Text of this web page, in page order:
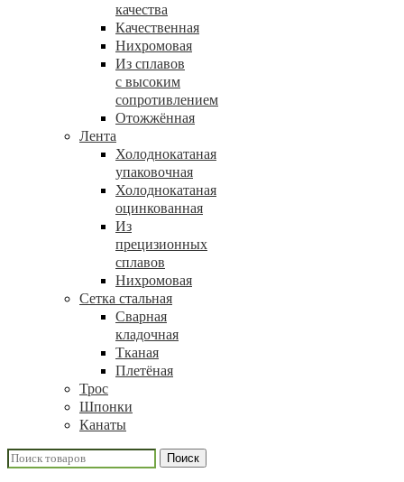
качества
Качественная
Нихромовая
Из сплавов
с высоким
сопротивлением
Отожжённая
Лента
Холоднокатаная
упаковочная
Холоднокатаная
оцинкованная
Из
прецизионных
сплавов
Нихромовая
Сетка стальная
Сварная
кладочная
Тканая
Плетёная
Трос
Шпонки
Канаты
Поиск